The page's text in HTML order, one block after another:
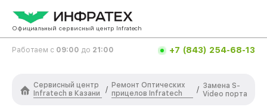
Официальный сервисный центр Infratech
Работаем с 09:00 до 21:00 +7 (843) 254-68-13
Сервисный центр
Infratech в Казани
/
Ремонт Оптических
прицелов Infratech
/ Замена S-
Video порта